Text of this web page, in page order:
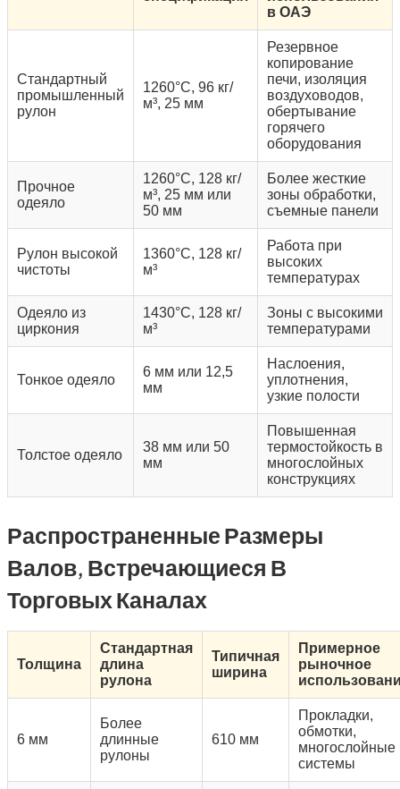
в ОАЭ
Стандартный
промышленный
рулон
1260°C, 96 кг/
м³, 25 мм
Резервное
копирование
печи, изоляция
воздуховодов,
обертывание
горячего
оборудования
Прочное
одеяло
1260°C, 128 кг/
м³, 25 мм или
50 мм
Более жесткие
зоны обработки,
съемные панели
Рулон высокой
чистоты
1360°C, 128 кг/
м³
Работа при
высоких
температурах
Одеяло из
циркония
1430°C, 128 кг/
м³
Зоны с высокими
температурами
Тонкое одеяло
6 мм или 12,5
мм
Наслоения,
уплотнения,
узкие полости
Толстое одеяло
38 мм или 50
мм
Повышенная
термостойкость в
многослойных
конструкциях
Распространенные Размеры
Валов, Встречающиеся В
Торговых Каналах
Толщина
Стандартная
длина
рулона
Типичная
ширина
Примерное
рыночное
6 мм
Более
длинные
рулоны
610 мм
Прокладки,
обмотки,
многослойные
системы